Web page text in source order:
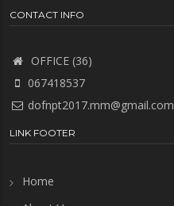
CONTACT INFO
OFFICE (36)
067418537
dofnpt2017.mm@gmail.com
LINK FOOTER
Home